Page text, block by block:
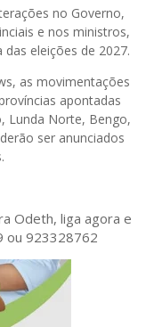
no Governo,
e nos ministros,
eleições de 2027.
as movimentações
apontadas
Lunda Norte, Bengo,
ser anunciados
Odeth, liga agora e
ou 923328762